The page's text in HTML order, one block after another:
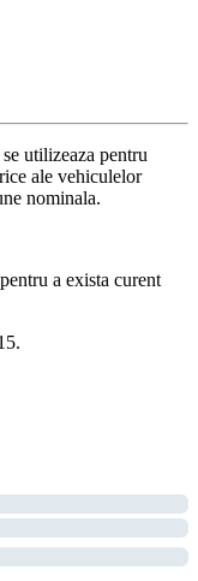
utilizeaza pentru
ale vehiculelor
nominala.
a exista curent